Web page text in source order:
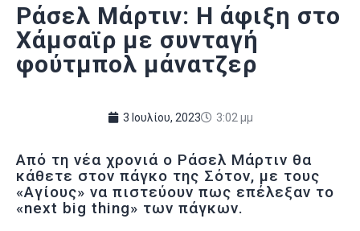
Ράσελ Μάρτιν: Η άφιξη στο
Χάμσαϊρ με συνταγή
φούτμπολ μάνατζερ
3 Ιουλίου, 2023 3:02 μμ
Από τη νέα χρονιά ο Ράσελ Μάρτιν θα
κάθετε στον πάγκο της Σότον, με τους
«Αγίους» να πιστεύουν πως επέλεξαν το
«next big thing» των πάγκων.